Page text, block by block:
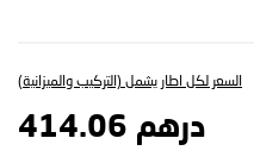
السعر لكل اطار يشمل (التركيب والميزانية)
درهم 414.06